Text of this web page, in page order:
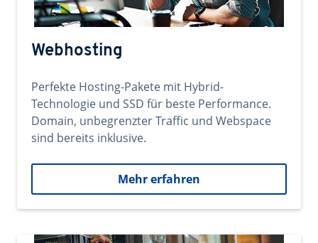
Webhosting
Perfekte Hosting-Pakete mit Hybrid-
Technologie und SSD für beste Performance.
Domain, unbegrenzter Traffic und Webspace
sind bereits inklusive.
Mehr erfahren